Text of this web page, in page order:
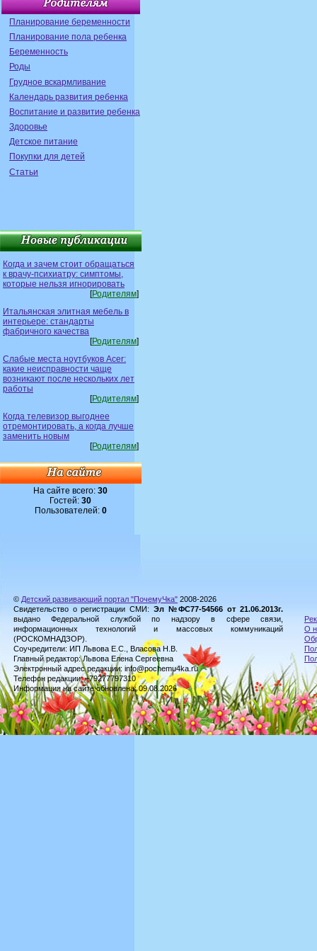
Планирование беременности
Планирование пола ребенка
Беременность
Роды
Грудное вскармливание
Календарь развития ребенка
Воспитание и развитие ребенка
Здоровье
Детское питание
Покупки для детей
Статьи
Когда и зачем стоит обращаться
к врачу-психиатру: симптомы,
которые нельзя игнорировать
[Родителям]
Итальянская элитная мебель в
интерьере: стандарты
фабричного качества
[Родителям]
Слабые места ноутбуков Acer:
какие неисправности чаще
возникают после нескольких лет
работы
[Родителям]
Когда телевизор выгоднее
отремонтировать, а когда лучше
заменить новым
[Родителям]
На сайте всего:30
Гостей:30
Пользователей: 0
© Детский развивающий портал "ПочемуЧка" 2008-2026
Свидетельство о регистрации СМИ: Эл №ФС77-54566 от 21.06.2013г.
выдано Федеральной службой по надзору в сфере связи,
информационных технологий и массовых коммуникаций
(РОСКОМНАДЗОР).
Соучредители: ИП Львова Е.С., Власова Н.В.
Главный редактор: Львова Елена Сергеевна
Электронный адрес редакции: info@pochemu4ka.ru
Телефон редакции: +79277797310
Информация на сайте обновлена: 09.08.2026
О